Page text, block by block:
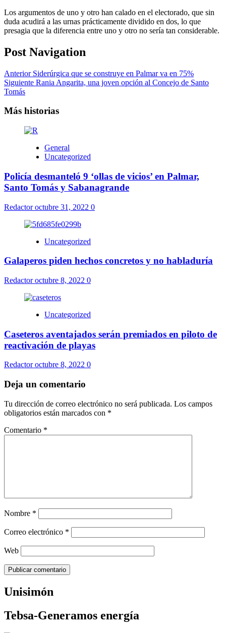
Los argumentos de uno y otro han calado en el electorado, que sin
duda acudirá a las urnas prácticamente dividido en dos, lo que
presagia que la diferencia entre uno y otro no sería tan considerable.
Post Navigation
AnteriorSiderúrgica que se construye en Palmar va en 75%
Siguiente Rania Angarita, una joven opción al Concejo de Santo
Tomás
Más historias
General
Uncategorized
Policía desmanteló 9 ‘ollas de vicios’ en Palmar,
Santo Tomás y Sabanagrande
Redactoroctubre 31, 2022 0
Uncategorized
Galaperos piden hechos concretos y no habladuría
Redactoroctubre 8, 2022 0
Uncategorized
Caseteros aventajados serán premiados en piloto de
reactivación de playas
Redactoroctubre 8, 2022 0
Deja un comentario
Tu dirección de correo electrónico no será publicada. Los campos
obligatorios están marcados con *
Comentario *
Nombre *
Correo electrónico *
Web
Unisimón
Tebsa-Generamos energía